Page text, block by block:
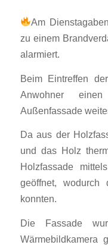
Am
zu einem
alarmiert.
Beim Eintreffen
Anwohner
Außenfassade
Da aus der
und das Holz
Holzfassade
geöffnet, wodurch
konnten.
Die Fassade
Wärmebildkamera